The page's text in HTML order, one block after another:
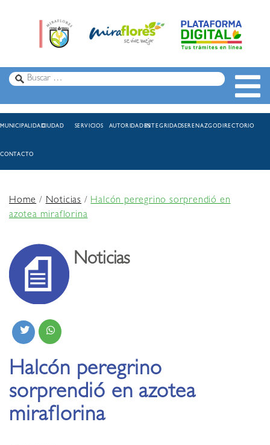
MUNICIPALIDADCIUDAD SERVICIOS AUTORIDADESINTEGRIDADSERENAZGODIRECTORIO
CONTACTO
Home/Noticias /Halcón peregrino sorprendió en
azotea miraflorina
Noticias
Halcón peregrino
sorprendió en azotea
miraflorina